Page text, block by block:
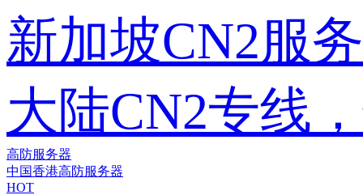
新加坡CN2服
大陆CN2专线
高防服务器
中国香港高防服务器
HOT